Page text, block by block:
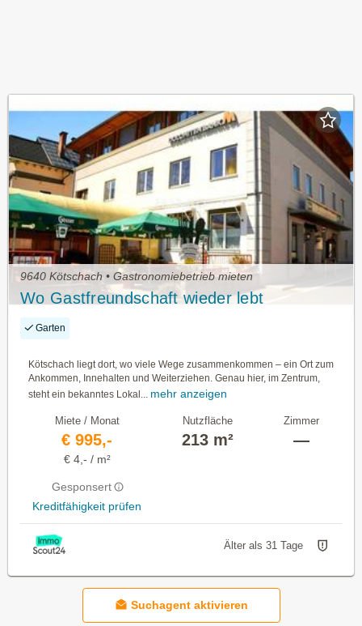
9640 Kötschach • Gastronomiebetrieb mieten
Wo Gastfreundschaft wieder lebt
Garten
Kötschach liegt dort, wo viele Wege zusammenkommen – ein Ort zum
Ankommen, Innehalten und Weiterziehen. Genau hier, im Zentrum,
steht ein bekanntes Lokal... mehr anzeigen
Miete / Monat
€ 995,-
€ 4,- / m²
Gesponsert
Kreditfähigkeit prüfen
Nutzfläche
213 m²
Zimmer
—
Älter als 31 Tage
Suchagent aktivieren